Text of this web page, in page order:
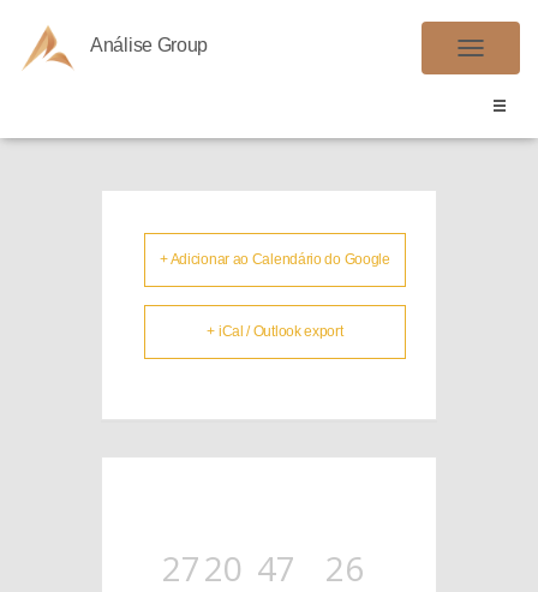
Análise Group
A
+ Adicionar ao Calendário do Google
+ iCal / Outlook export
2720 47 26